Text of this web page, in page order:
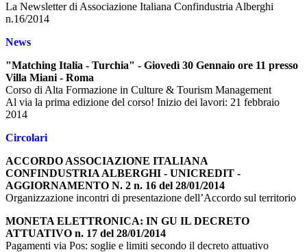
La Newsletter di Associazione Italiana Confindustria Alberghi
n.16/2014
News
"Matching Italia - Turchia" - Giovedì 30 Gennaio ore 11 presso
Villa Miani - Roma
Corso di Alta Formazione in Culture & Tourism Management
Al via la prima edizione del corso! Inizio dei lavori: 21 febbraio
2014
Circolari
ACCORDO ASSOCIAZIONE ITALIANA
CONFINDUSTRIA ALBERGHI - UNICREDIT -
AGGIORNAMENTO N. 2 n. 16 del 28/01/2014
Organizzazione incontri di presentazione dell’Accordo sul territorio
MONETA ELETTRONICA: IN GU IL DECRETO
ATTUATIVO n. 17 del 28/01/2014
Pagamenti via Pos: soglie e limiti secondo il decreto attuativo